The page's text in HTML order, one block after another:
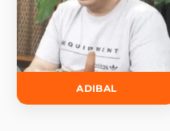
ADIBAL